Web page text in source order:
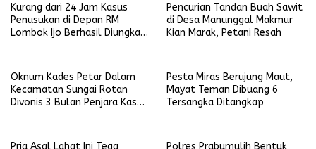
Kurang dari 24 Jam Kasus
Penusukan di Depan RM
Lombok Ijo Berhasil Diungkap,
Pencurian Tandan Buah Sawit
di Desa Manunggal Makmur
Kian Marak, Petani Resah
Oknum Kades Petar Dalam
Kecamatan Sungai Rotan
Divonis 3 Bulan Penjara Kasus
Pesta Miras Berujung Maut,
Mayat Teman Dibuang 6
Tersangka Ditangkap
Pria Asal Lahat Ini Tega
Polres Prabumulih Bentuk